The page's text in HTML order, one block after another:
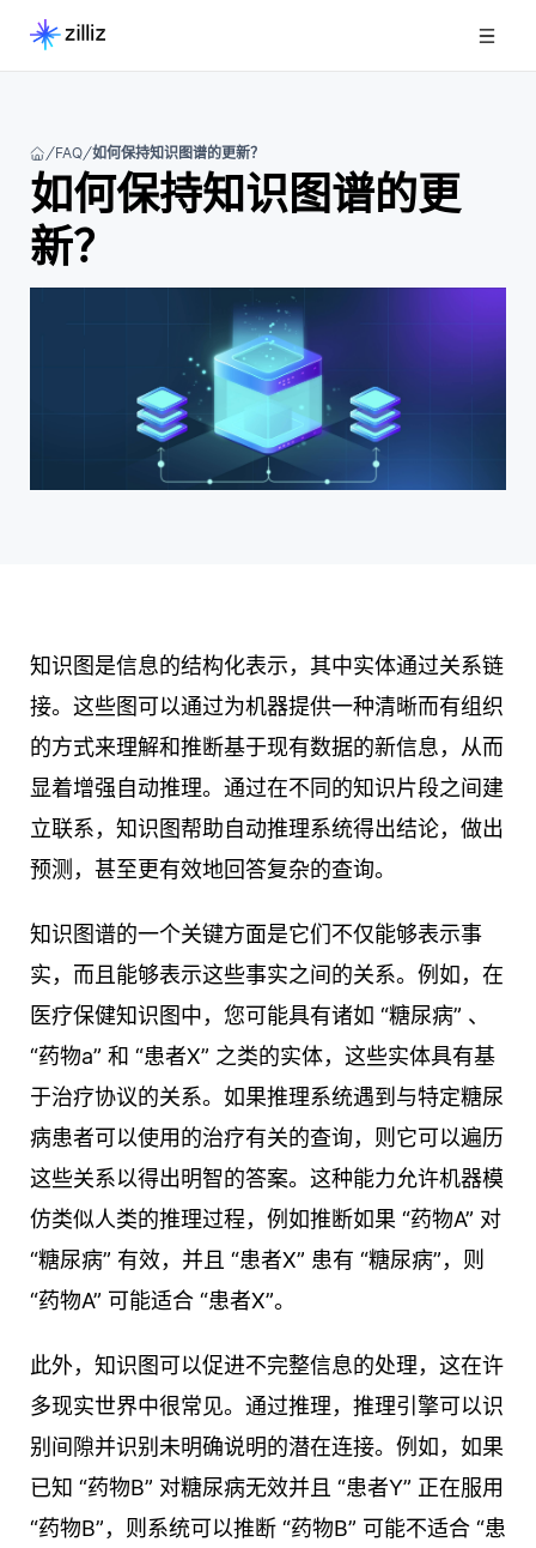
FAQ 如何保持知识图谱的更新？
如何保持知识图谱的更
新？
知识图是信息的结构化表示，其中实体通过关系链
接。这些图可以通过为机器提供一种清晰而有组织
的方式来理解和推断基于现有数据的新信息，从而
显着增强自动推理。通过在不同的知识片段之间建
立联系，知识图帮助自动推理系统得出结论，做出
预测，甚至更有效地回答复杂的查询。
知识图谱的一个关键方面是它们不仅能够表示事
实，而且能够表示这些事实之间的关系。例如，在
医疗保健知识图中，您可能具有诸如 “糖尿病” 、
“药物a” 和 “患者X” 之类的实体，这些实体具有基
于治疗协议的关系。如果推理系统遇到与特定糖尿
病患者可以使用的治疗有关的查询，则它可以遍历
这些关系以得出明智的答案。这种能力允许机器模
仿类似人类的推理过程，例如推断如果 “药物A” 对
“糖尿病” 有效，并且 “患者X” 患有 “糖尿病”，则
“药物A” 可能适合 “患者X”。
此外，知识图可以促进不完整信息的处理，这在许
多现实世界中很常见。通过推理，推理引擎可以识
别间隙并识别未明确说明的潜在连接。例如，如果
已知 “药物B” 对糖尿病无效并且 “患者Y” 正在服用
“药物B”，则系统可以推断 “药物B” 可能不适合 “患